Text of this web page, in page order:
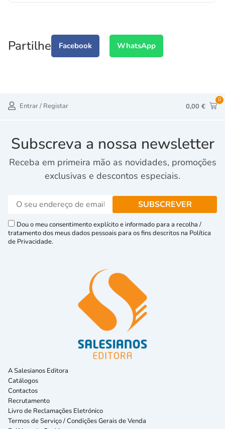
Partilhe Facebook WhatsApp
Entrar / Registar 0,00 €
0
Subscreva a nossa newsletter
Receba em primeira mão as novidades, promoções
exclusivas e descontos especiais.
Dou o meu consentimento explícito e informado para a recolha /
tratamento dos meus dados pessoais para os fins descritos na Política
de Privacidade.
A Salesianos Editora
Catálogos
Contactos
Recrutamento
Livro de Reclamações Eletrónico
Termos de Serviço / Condições Gerais de Venda